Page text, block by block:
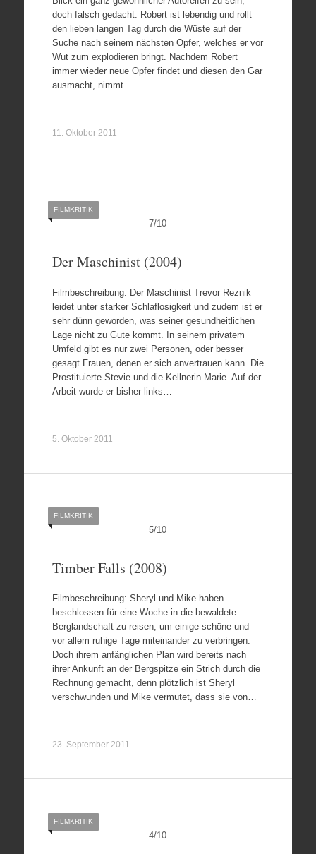
doch falsch gedacht. Robert ist lebendig und rollt
den lieben langen Tag durch die Wüste auf der
Suche nach seinem nächsten Opfer, welches er vor
Wut zum explodieren bringt. Nachdem Robert
immer wieder neue Opfer findet und diesen den Gar
ausmacht, nimmt…
11. Oktober 2011
7/10
FILMKRITIK
Der Maschinist (2004)
Filmbeschreibung: Der Maschinist Trevor Reznik
leidet unter starker Schlaflosigkeit und zudem ist er
sehr dünn geworden, was seiner gesundheitlichen
Lage nicht zu Gute kommt. In seinem privatem
Umfeld gibt es nur zwei Personen, oder besser
gesagt Frauen, denen er sich anvertrauen kann. Die
Prostituierte Stevie und die Kellnerin Marie. Auf der
Arbeit wurde er bisher links…
5. Oktober 2011
5/10
FILMKRITIK
Timber Falls (2008)
Filmbeschreibung: Sheryl und Mike haben
beschlossen für eine Woche in die bewaldete
Berglandschaft zu reisen, um einige schöne und
vor allem ruhige Tage miteinander zu verbringen.
Doch ihrem anfänglichen Plan wird bereits nach
ihrer Ankunft an der Bergspitze ein Strich durch die
Rechnung gemacht, denn plötzlich ist Sheryl
verschwunden und Mike vermutet, dass sie von…
23. September 2011
4/10
FILMKRITIK